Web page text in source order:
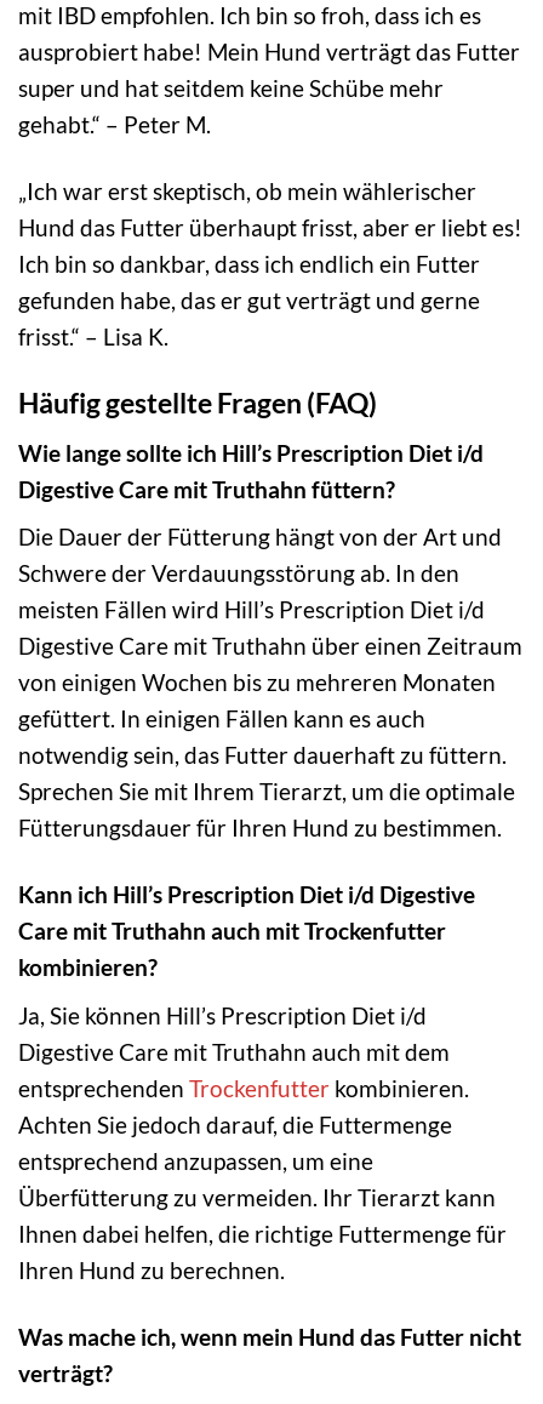
mit IBD empfohlen. Ich bin so froh, dass ich es
ausprobiert habe! Mein Hund verträgt das Futter
super und hat seitdem keine Schübe mehr
gehabt.“ – Peter M.
„Ich war erst skeptisch, ob mein wählerischer
Hund das Futter überhaupt frisst, aber er liebt es!
Ich bin so dankbar, dass ich endlich ein Futter
gefunden habe, das er gut verträgt und gerne
frisst.“ – Lisa K.
Häufig gestellte Fragen (FAQ)
Wie lange sollte ich Hill’s Prescription Diet i/d
Digestive Care mit Truthahn füttern?
Die Dauer der Fütterung hängt von der Art und
Schwere der Verdauungsstörung ab. In den
meisten Fällen wird Hill’s Prescription Diet i/d
Digestive Care mit Truthahn über einen Zeitraum
von einigen Wochen bis zu mehreren Monaten
gefüttert. In einigen Fällen kann es auch
notwendig sein, das Futter dauerhaft zu füttern.
Sprechen Sie mit Ihrem Tierarzt, um die optimale
Fütterungsdauer für Ihren Hund zu bestimmen.
Kann ich Hill’s Prescription Diet i/d Digestive
Care mit Truthahn auch mit Trockenfutter
kombinieren?
Ja, Sie können Hill’s Prescription Diet i/d
Digestive Care mit Truthahn auch mit dem
entsprechenden Trockenfutter kombinieren.
Achten Sie jedoch darauf, die Futtermenge
entsprechend anzupassen, um eine
Überfütterung zu vermeiden. Ihr Tierarzt kann
Ihnen dabei helfen, die richtige Futtermenge für
Ihren Hund zu berechnen.
Was mache ich, wenn mein Hund das Futter nicht
verträgt?